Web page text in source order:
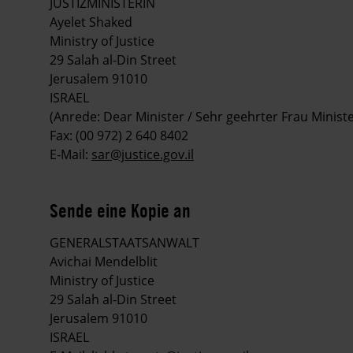
Ayelet Shaked
Ministry of Justice
29 Salah al-Din Street
Jerusalem 91010
ISRAEL
(Anrede: Dear Minister / Sehr geehrter Frau
Fax: (00 972) 2 640 8402
E-Mail: sar@justice.gov.il
Sende eine Kopie an
GENERALSTAATSANWALT
Avichai Mendelblit
Ministry of Justice
29 Salah al-Din Street
Jerusalem 91010
ISRAEL